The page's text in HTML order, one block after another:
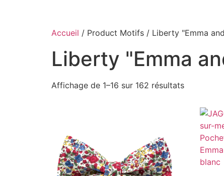
Accueil / Product Motifs / Liberty "Emma
Liberty "Emma
Affichage de 1–16 sur 162 résultats